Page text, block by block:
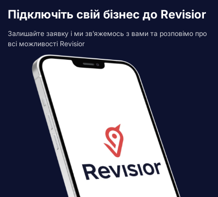
Підключіть свій бізнес до Revisior
Залишайте заявку і ми зв’яжемось з вами та розповімо про
всі можливості Revisior